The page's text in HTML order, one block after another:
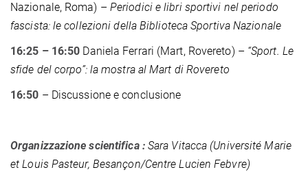
Nazionale, Roma) – Periodici e libri sportivi nel periodo
fascista: le collezioni della Biblioteca Sportiva Nazionale
16:25 – 16:50 Daniela Ferrari (Mart, Rovereto) – “Sport. Le
sfide del corpo”: la mostra al Mart di Rovereto
16:50 – Discussione e conclusione
Organizzazione scientifica : Sara Vitacca (Université Marie
et Louis Pasteur, Besançon/Centre Lucien Febvre)